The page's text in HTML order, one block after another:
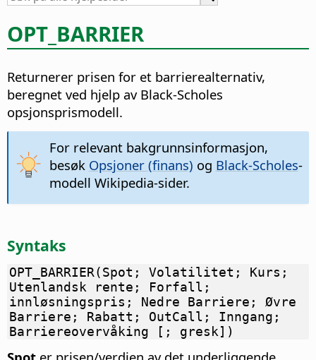
OPT_BARRIER
Returnerer prisen for et barrierealternativ,
beregnet ved hjelp av Black-Scholes
opsjonsprismodell.
For relevant bakgrunnsinformasjon,
besøk Opsjoner (finans) og Black-Scholes-
modell Wikipedia-sider.
Syntaks
OPT_BARRIER(Spot; Volatilitet; Kurs;
Utenlandsk rente; Forfall;
innløsningspris; Nedre Barriere; Øvre
Barriere; Rabatt; OutCall; Inngang;
Barriereovervåking [; gresk])